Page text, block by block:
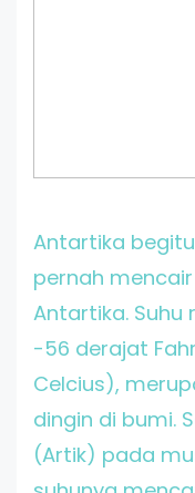
Antartika
pernah
Antartika.
-56 derajat
Celcius),
dingin di bumi.
(Artik) pada